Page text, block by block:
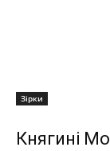
Зірки
Княгині